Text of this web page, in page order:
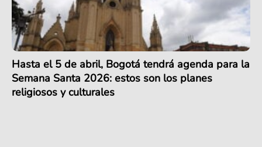
Hasta el 5 de abril, Bogotá tendrá agenda para la
Semana Santa 2026: estos son los planes
religiosos y culturales